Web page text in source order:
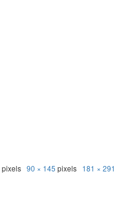
pixels 90 × 145 pixels 181 × 291